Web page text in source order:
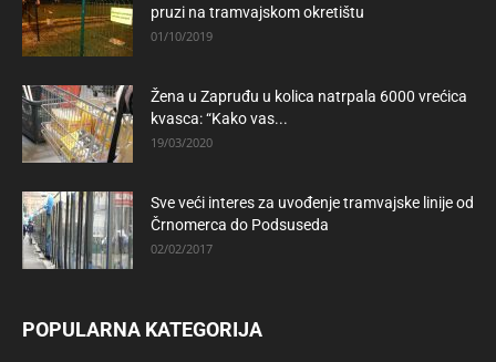
pruzi na tramvajskom okretištu
01/10/2019
Žena u Zapruđu u kolica natrpala 6000 vrećica
kvasca: “Kako vas...
19/03/2020
Sve veći interes za uvođenje tramvajske linije od
Črnomerca do Podsuseda
02/02/2017
POPULARNA KATEGORIJA